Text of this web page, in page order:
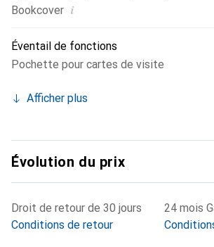
Bookcover i
Éventail de fonctions
Pochette pour cartes de visite
Afficher plus
Évolution du prix
Droit de retour de 30 jours
Conditions de retour
24 mois